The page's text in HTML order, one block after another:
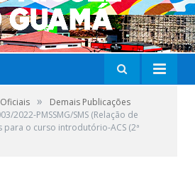
»
Demais Publicações
2022-PMSSMG/SMS (Relação de
o curso introdutório-ACS (2ª